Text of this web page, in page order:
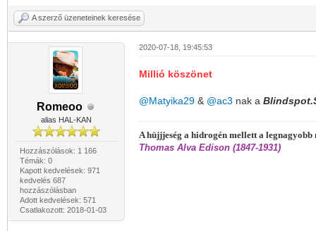
A szerző üzeneteinek keresése
Romeoo
alias HAL-KAN
Hozzászólások: 1 166
Témák: 0
Kapott kedvelések: 971
kedvelés 687
hozzászólásban
Adott kedvelések: 571
Csatlakozott: 2018-01-03
2020-07-18, 19:45:53
Millió köszönet
@Matyika29& @ac3 nak a
A hüjjjeség a hidrogén mellett a
Thomas Alva Edison (1847-1931)